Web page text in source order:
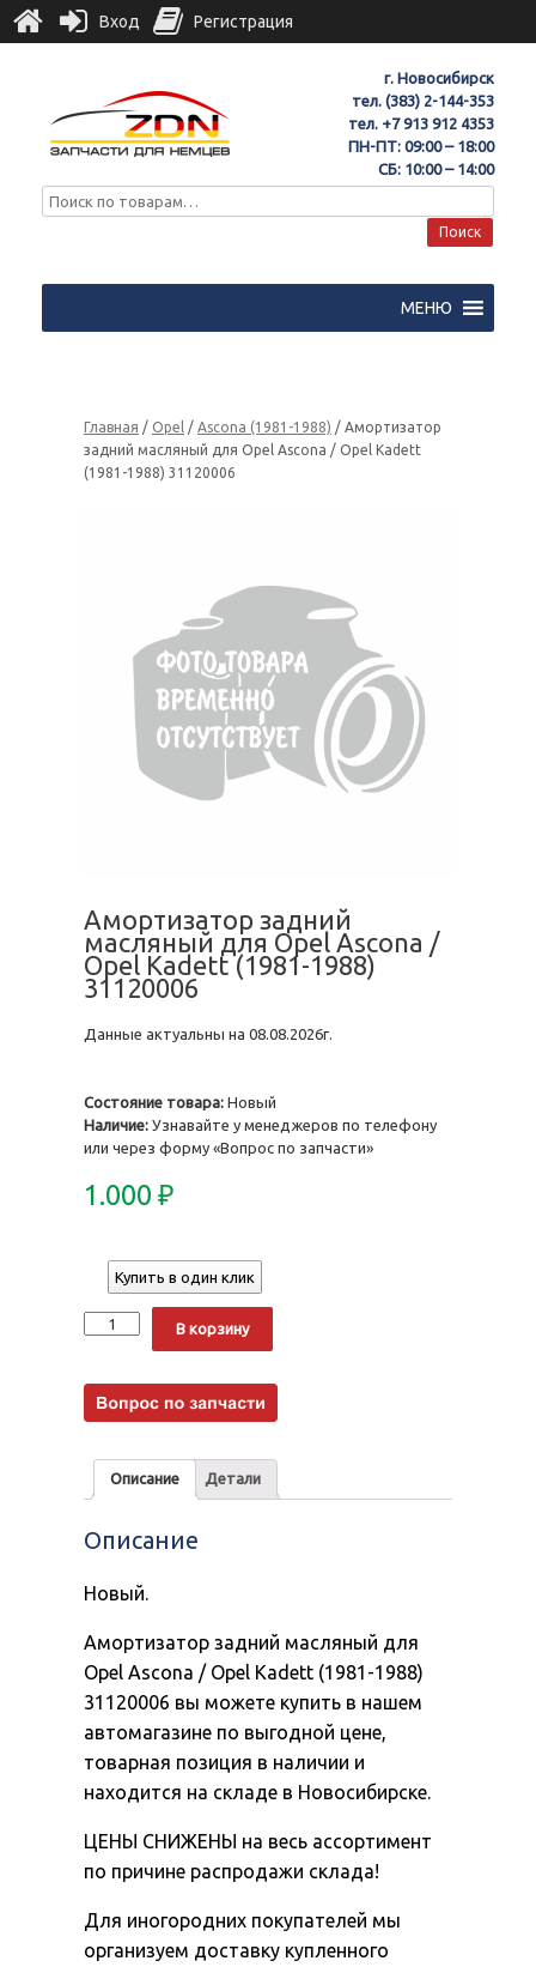
г. Новосибирск
тел. (383) 2-144-353
тел. +7 913 912 4353
ПН-ПТ: 09:00 – 18:00
СБ: 10:00 – 14:00
Поиск
МЕНЮ
Главная / Opel / Ascona (1981-1988) / Амортизатор
задний масляный для Opel Ascona / Opel Kadett
(1981-1988) 31120006
Амортизатор задний
масляный для Opel Ascona /
Opel Kadett (1981-1988)
31120006
Данные актуальны на 08.08.2026г.
Состояние товара: Новый
Наличие: Узнавайте у менеджеров по телефону
или через форму «Вопрос по запчасти»
1.000 ₽
Купить в один клик
Количество
В корзину
Описание Детали
Описание
Новый.
Амортизатор задний масляный для
Opel Ascona / Opel Kadett (1981-1988)
31120006 вы можете купить в нашем
автомагазине по выгодной цене,
товарная позиция в наличии и
находится на складе в Новосибирске.
ЦЕНЫ СНИЖЕНЫ на весь ассортимент
по причине распродажи склада!
Для иногородних покупателей мы
организуем доставку купленного
Вход Регистрация